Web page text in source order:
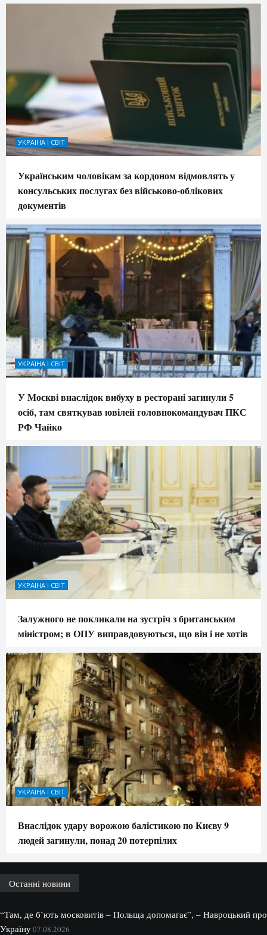
УКРАЇНА І СВІТ
Українським чоловікам за кордоном відмовлять у
консульських послугах без військово-облікових
документів
УКРАЇНА І СВІТ
У Москві внаслідок вибуху в ресторані загинули 5
осіб, там святкував ювілей головнокомандувач ПКС
РФ Чайко
УКРАЇНА І СВІТ
Залужного не покликали на зустріч з британським
міністром; в ОПУ виправдовуються, що він і не хотів
УКРАЇНА І СВІТ
Внаслідок удару ворожою балістикою по Києву 9
людей загинули, понад 20 потерпілих
Останні новини
“Там, де б’ють московитів – Польща допомагає”, – Навроцький про
Україну07.08.2026